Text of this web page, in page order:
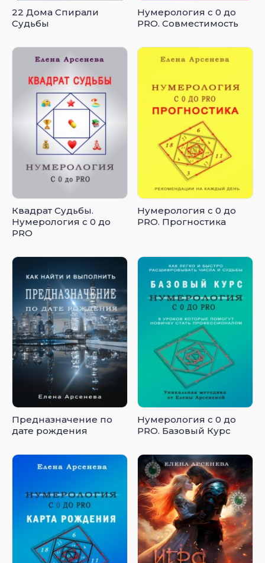
22 Дома Спирали
Судьбы
Нумерология с 0 до
PRO. Совместимость
Квадрат Судьбы.
Нумерология с 0 до
PRO
Нумерология с 0 до
PRO. Прогностика
Предназначение по
дате рождения
Нумерология с 0 до
PRO. Базовый Курс